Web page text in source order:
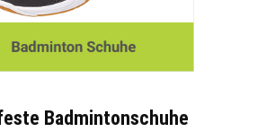
Badmintonschuhe